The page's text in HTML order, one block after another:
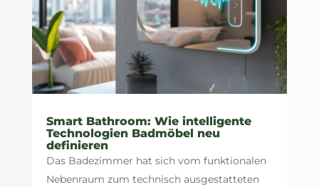
Smart Bathroom: Wie intelligente
Technologien Badmöbel neu
definieren
Das Badezimmer hat sich vom funktionalen
Nebenraum zum technisch ausgestatteten